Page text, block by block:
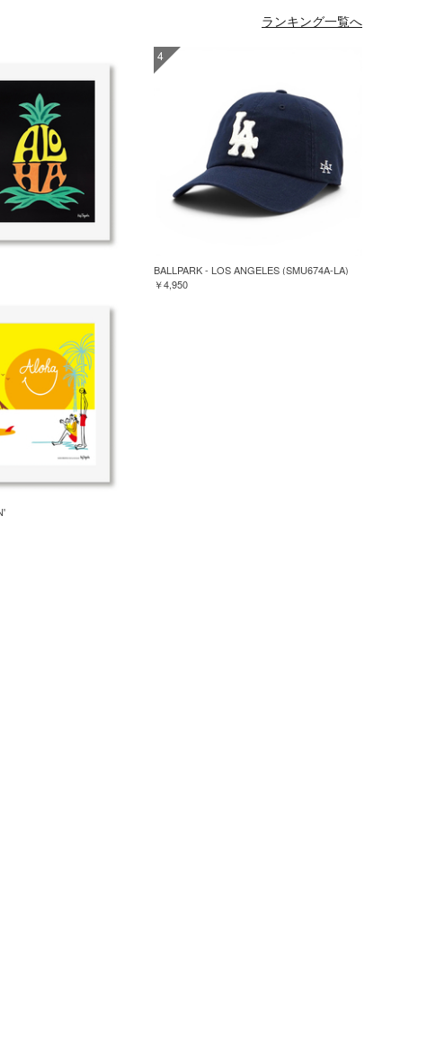
ランキング一覧へ
4
BALLPARK - LOS ANGELES (SMU674A-LA)
￥4,950